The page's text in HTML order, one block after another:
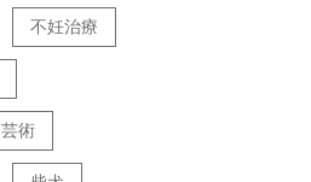
不妊治療
芸術